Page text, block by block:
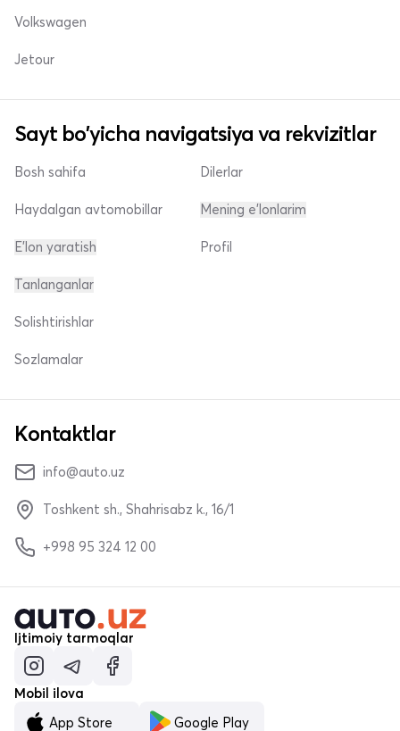
Volkswagen
Jetour
Sayt bo'yicha navigatsiya va rekvizitlar
Bosh sahifa
Haydalgan avtomobillar
E'lon yaratish
Dilerlar
Mening e'lonlarim
Profil
Tanlanganlar
Solishtirishlar
Sozlamalar
Kontaktlar
info@auto.uz
Toshkent sh., Shahrisabz k., 16/1
+998 95 324 12 00
Ijtimoiy tarmoqlar
Mobil ilova
App Store
Google Play